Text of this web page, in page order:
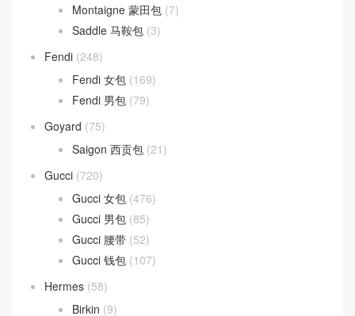
Montaigne 蒙田包 (7)
Saddle 马鞍包 (3)
Fendi (248)
Fendi 女包 (169)
Fendi 男包 (79)
Goyard (75)
Saigon 西贡包 (21)
Gucci (720)
Gucci 女包 (476)
Gucci 男包 (85)
Gucci 腰带 (52)
Gucci 钱包 (107)
Hermes (58)
Birkin (9)